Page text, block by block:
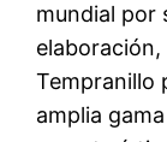
mundial por
Tempranillo
amplia